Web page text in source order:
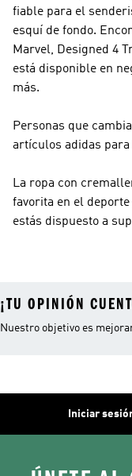
fiable para el
esquí de fondo.
Marvel, Designed 4
está disponible en
más.
Personas que
artículos adidas
La ropa con
favorita en el
estás dispuesto a
¡TU OPINIÓN
Nuestro objetivo es
Iniciar